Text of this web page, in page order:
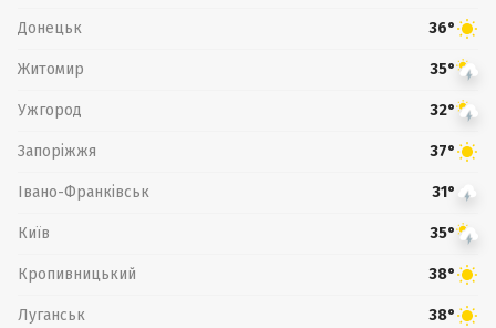
Донецьк 36°
Житомир 35°
Ужгород 32°
Запоріжжя 37°
Івано-Франківськ 31°
Київ 35°
Кропивницький 38°
Луганськ 38°